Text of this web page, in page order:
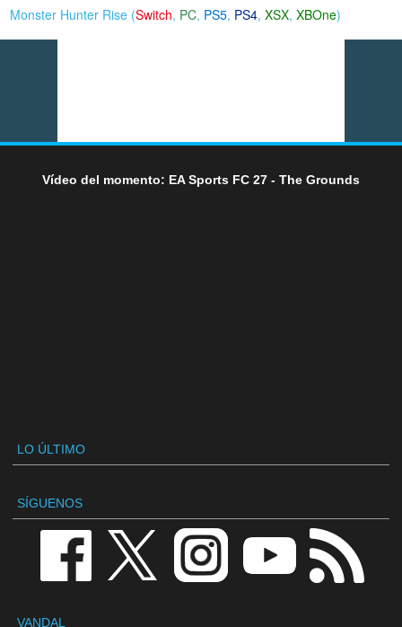
Monster Hunter Rise (Switch, PC, PS5, PS4,XSX,XBOne)
Vídeo del momento: EA Sports FC 27 - The Grounds
LO ÚLTIMO
SÍGUENOS
VANDAL